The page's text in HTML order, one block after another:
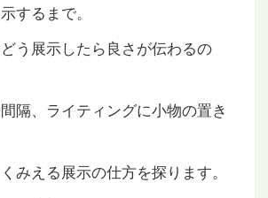
するまで。
う展示したら良さが伝わるの
隔、ライティングに小物の置き
みえる展示の仕方を探ります。